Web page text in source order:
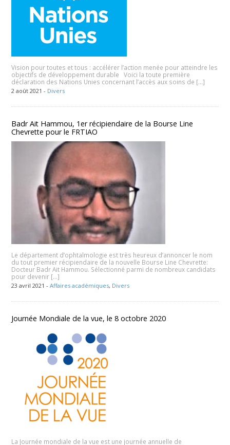
Vision pour toutes et tous : accélérer l’action menée pour atteindre les
objectifs de développement durable Voici la toute première
déclaration des Nations Unies concernant l’accès aux soins de […]
2 août 2021 - Divers
Badr Ait Hammou, 1er récipiendaire de la Bourse Line
Chevrette pour le FRTIAO
Le département d’ophtalmologie est très heureux d’annoncer le nom
du tout premier récipiendaire de la nouvelle Bourse Line Chevrette:
Docteur Badr Ait Hammou. Sélectionné parmi de nombreux candidats
pour devenir […]
23 avril 2021 -Affaires académiques, Divers
Journée Mondiale de la vue, le 8 octobre 2020
La Journée mondiale de la vue est une journée annuelle de